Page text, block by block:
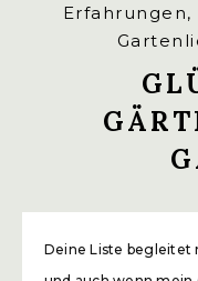
Deine Liste begleitet